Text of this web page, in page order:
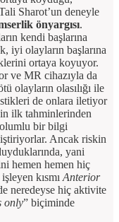
Sharot’un deneyle
önyargısı.
kendi başlarına
iyi olayların başlarına
ortaya koyuyor.
ve MR cihazıyla da
olayların olasılığı ile
de onlara iletiyor
ilk tahminlerinden
bir bilgi
Ancak riskin
yani
hemen hemen hiç
kısmı Anterior
neredeyse hiç aktivite
only” biçiminde